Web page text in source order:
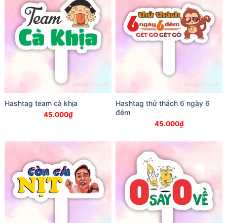
Hashtag team cà khịa
45.000₫
Hashtag thử thách 6 ngày 6
đêm
45.000₫